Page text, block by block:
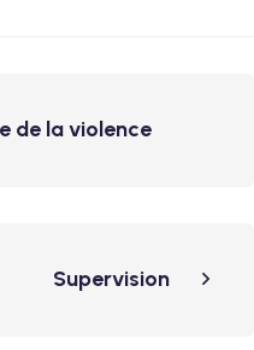
de la violence
Supervision